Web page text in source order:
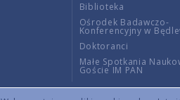
Biblioteka
Ośrodek Badawczo-
Konferencyjny w
Doktoranci
Małe Spotkania
Goście IM PAN